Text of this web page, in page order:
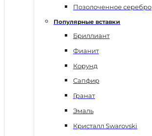
Позолоченное серебро
Популярные вставки
Бриллиант
Фианит
Корунд
Сапфир
Гранат
Эмаль
Кристалл Swarovski